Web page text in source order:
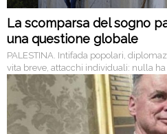
La scomparsa del sogno
una questione globale
PALESTINA. Intifada popolari,
vita breve, attacchi individuali: nulla
segregazione israeliano. Perché questi
responsabile: la complicità
d’insediamento, di cui oggi sono volto
le proteste israeliane contro Bibi